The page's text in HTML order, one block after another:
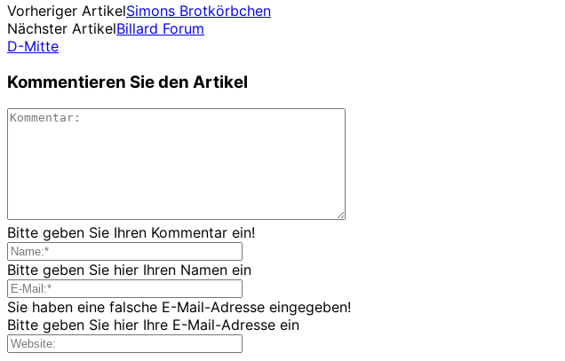
Vorheriger ArtikelSimons Brotkörbchen
Nächster ArtikelBillard Forum
D-Mitte
Kommentieren Sie den Artikel
Bitte geben Sie Ihren Kommentar ein!
Bitte geben Sie hier Ihren Namen ein
Sie haben eine falsche E-Mail-Adresse eingegeben!
Bitte geben Sie hier Ihre E-Mail-Adresse ein